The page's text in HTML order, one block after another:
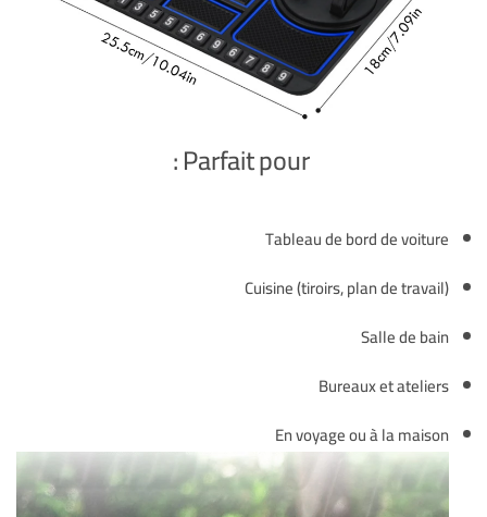
Parfait pour :
Tableau de bord de voiture
Cuisine (tiroirs, plan de travail)
Salle de bain
Bureaux et ateliers
En voyage ou à la maison